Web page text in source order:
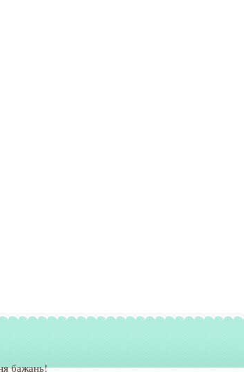
бажань!